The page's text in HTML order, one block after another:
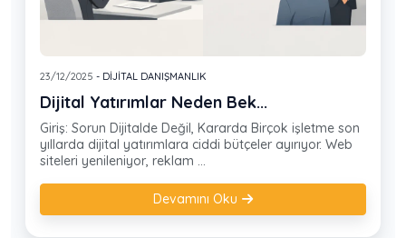
23/12/2025 - DIJITAL DANIŞMANLIK
Dijital Yatırımlar Neden Bek...
Giriş: Sorun Dijitalde Değil, Kararda Birçok işletme son
yıllarda dijital yatırımlara ciddi bütçeler ayırıyor. Web
siteleri yenileniyor, reklam ...
Devamını Oku